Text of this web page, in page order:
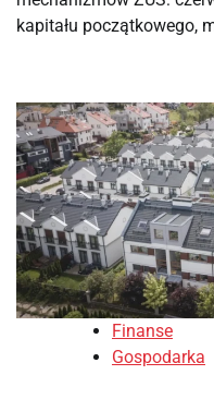
kapitału początkowego,
Finanse
Gospodarka